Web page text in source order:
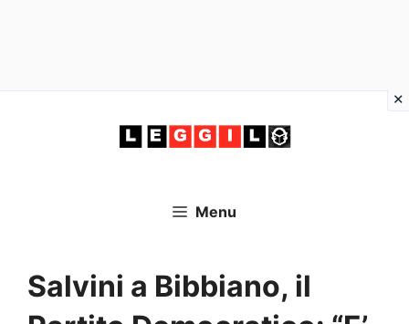
Menu
Salvini a Bibbiano, il